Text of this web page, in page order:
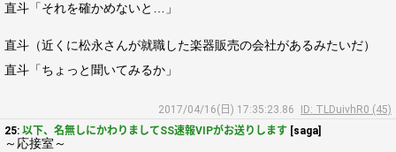
直斗「それを確かめないと…」
直斗（近くに松永さんが就職した楽器販売の会社があるみたいだ）
直斗「ちょっと聞いてみるか」
2017/04/16(日) 17:35:23.86
ID: TLDuivhR0 (45)
25: 以下、名無しにかわりましてSS速報VIPがお送りします [saga]
～応接室～